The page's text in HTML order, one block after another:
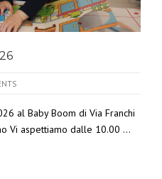
al Baby Boom di Via Franchi
Vi aspettiamo dalle 10.00 ...